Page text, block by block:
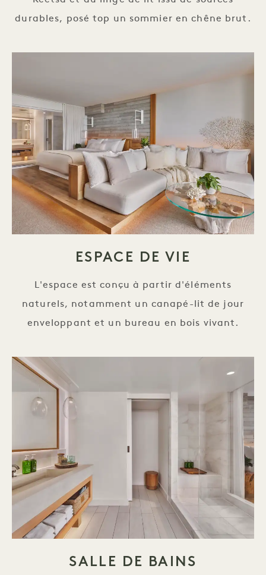
durables, posé top un sommier en chêne brut.
ESPACE DE VIE
L'espace est conçu à partir d'éléments
naturels, notamment un canapé-lit de jour
enveloppant et un bureau en bois vivant.
SALLE DE BAINS